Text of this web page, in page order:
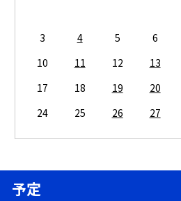
3
4 5 6
10
11 12 13
17
18 19 20
24
25 26 27
予定